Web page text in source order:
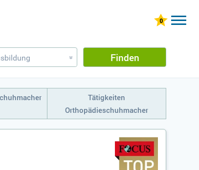
» Finden
Tätigkeiten
Orthopädieschuhmacher